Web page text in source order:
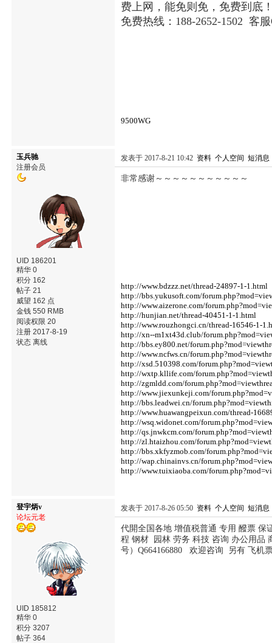
费上网，能免则免，免费到底
免费热线：188-2652-1502 客
9500WG
玉兵驰
注册会员
UID 186201
精华 0
积分 162
帖子 21
威望 162 点
金钱 550 RMB
阅读权限 20
注册 2017-8-19
状态 离线
发表于 2017-8-21 10:42 资料 个人空间 短消息
非常感谢～～～～～～～～～～～
http://www.bdzzz.net/thread-24897-1-1.html
http://bbs.yukusoft.com/
http://www.aizerone.com/
http://hunjian.net/thread-40451-1-1.html
http://www.rouzhongci.cn/thread-16546-1-
http://xn--m1xt43d.club/
http://bbs.ey800.net/
http://www.ncfws.cn/
http://xsd.510398.com/
http://wxtp.kllife.com/
http://zgmldd.com/
http://www.jiexunkeji.com/
http://bbs.leadwei.cn/
http://www.huawangpeixun.com/thread-
http://wsq.widonet.com/
http://qs.jnwkcm.com/
http://zl.htaizhou.com/
http://bbs.xkfyzmob.com/
http://wap.chinainvs.cn/
http://www.tuixiaoba.com/
登宇炳v
论坛元老
UID 185812
精华 0
积分 3207
帖子 364
发表于 2017-8-26 05:50 资料 个人空间 短消息
代開全国各地 增值税普通 专用 醱票
程 钢材 园林 劳务 科技 咨询 办公用品
号）Q664166880 欢迎咨询 另有 飞机